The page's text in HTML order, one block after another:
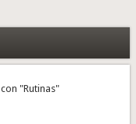
"Rutinas"